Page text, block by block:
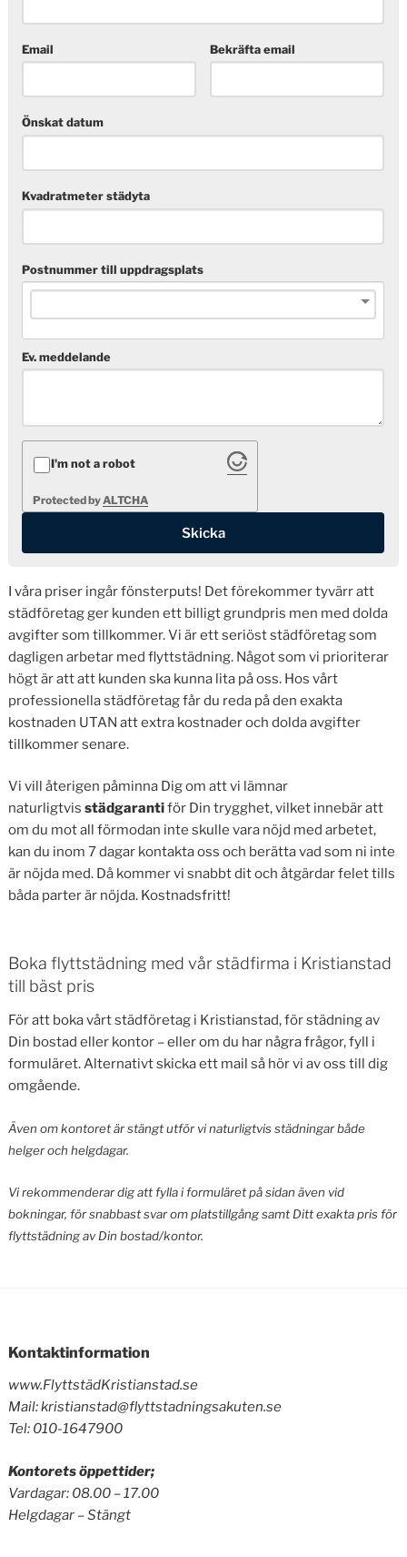
Email Bekräfta email
Önskat datum
Kvadratmeter städyta
Postnummer till uppdragsplats
Ev. meddelande
I'm not a robot
Protected byALTCHA
I våra priser ingår fönsterputs! Det förekommer tyvärr att
städföretag ger kunden ett billigt grundpris men med dolda
avgifter som tillkommer. Vi är ett seriöst städföretag som
dagligen arbetar med flyttstädning. Något som vi prioriterar
högt är att att kunden ska kunna lita på oss. Hos vårt
professionella städföretag får du reda på den exakta
kostnaden UTAN att extra kostnader och dolda avgifter
tillkommer senare.
Vi vill återigen påminna Dig om att vi lämnar
naturligtvis städgarantiför Din trygghet, vilket innebär att
om du mot all förmodan inte skulle vara nöjd med arbetet,
kan du inom 7 dagar kontakta oss och berätta vad som ni inte
är nöjda med. Då kommer vi snabbt dit och åtgärdar felet tills
båda parter är nöjda. Kostnadsfritt!
Boka flyttstädning med vår städfirma i Kristianstad
till bäst pris
För att boka vårt städföretag i Kristianstad, för städning av
Din bostad eller kontor – eller om du har några frågor, fyll i
formuläret. Alternativt skicka ett mail så hör vi av oss till dig
omgående.
Även om kontoret är stängt utför vi naturligtvis städningar både
helger och helgdagar.
Vi rekommenderar dig att fylla i formuläret på sidan även vid
bokningar, för snabbast svar om platstillgång samt Ditt exakta pris för
flyttstädning av Din bostad/kontor.
Kontaktinformation
www.FlyttstädKristianstad.se
Mail: kristianstad@flyttstadningsakuten.se
Tel: 010-1647900
Kontorets öppettider;
Vardagar: 08.00 – 17.00
Helgdagar – Stängt